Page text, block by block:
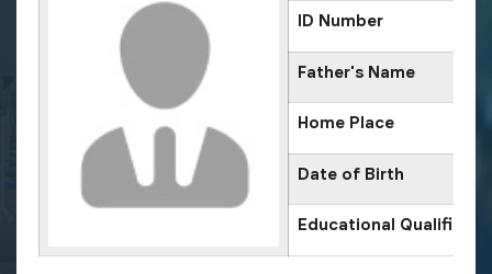
ID Number
Father's Name
Home Place
Date of Birth
Educational